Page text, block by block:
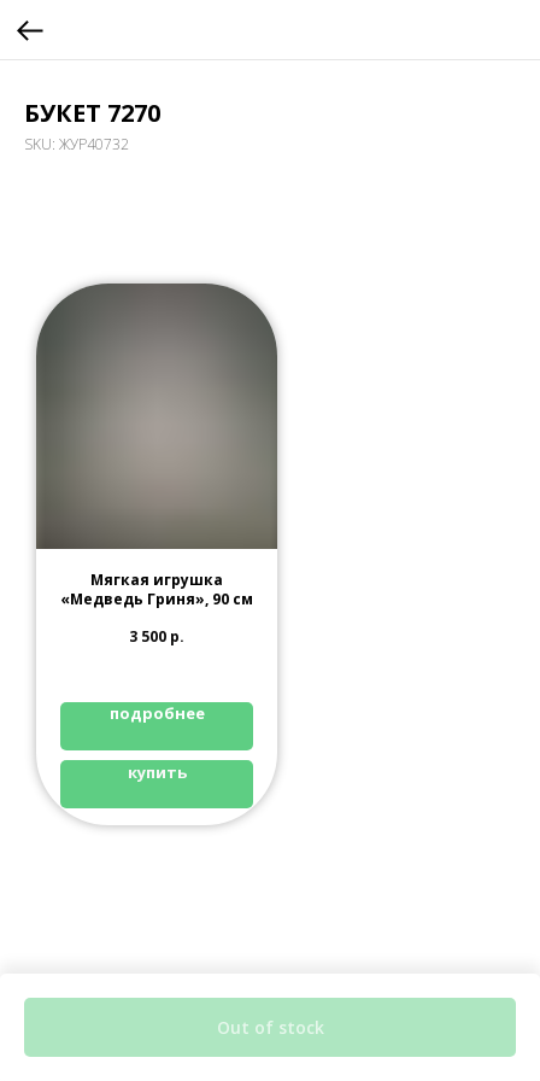
БУКЕТ 7270
SKU: ЖУР40732
Out of stock
Мягкая игрушка
«Медведь Гриня», 90 см
3 500 р.
подробнее
купить